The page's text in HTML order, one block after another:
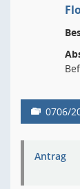
0706/
Antrag